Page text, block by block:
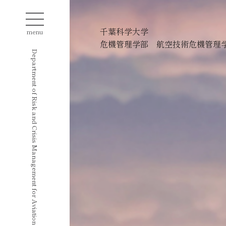
menu
Department of Risk and Crisis Management for Aviation Technology
千葉科学大学
危機管理学部 航空技術危機管理